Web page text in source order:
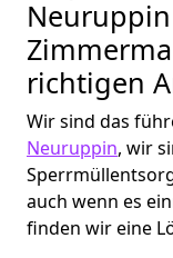
richtigen
Wir sind das
Neuruppin, wir
auch wenn es
finden wir eine